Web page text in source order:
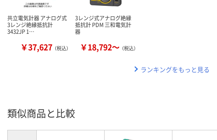
共立電気計器 アナログ式
3レンジ絶縁抵抗計
3432JP 1…
￥37,627 （税込）
3レンジ式アナログ絶縁
抵抗計 PDM 三和電気計
器
￥18,792～ （税込）
ランキングをもっと見る
類似商品と比較